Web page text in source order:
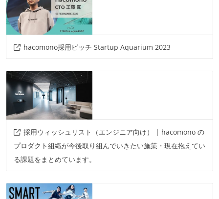
情報共有ツール
slack
notion
AIツール
github-copilot
claude-code devin
cursor
notion-ai
chatgpt
その他
datadog
sentry
aws
figma google-gemini
hacomono採用ピッチ Startup Aquarium 2023
採用ウィッシュリスト（エンジニア向け） | hacomono の
プロダクト組織が今後取り組んでいきたい施策・現在抱えてい
る課題をまとめています。